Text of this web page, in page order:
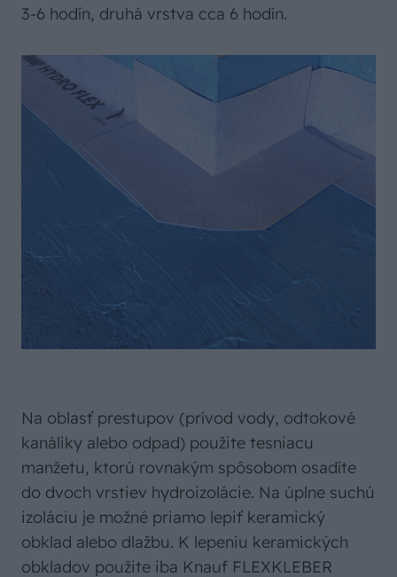
3-6 hodín, druhá vrstva cca 6 hodín.
Na oblasť prestupov (prívod vody, odtokové
kanáliky alebo odpad) použite tesniacu
manžetu, ktorú rovnakým spôsobom osadíte
do dvoch vrstiev hydroizolácie. Na úplne suchú
izoláciu je možné priamo lepiť keramický
obklad alebo dlažbu. K lepeniu keramických
obkladov použite iba Knauf FLEXKLEBER